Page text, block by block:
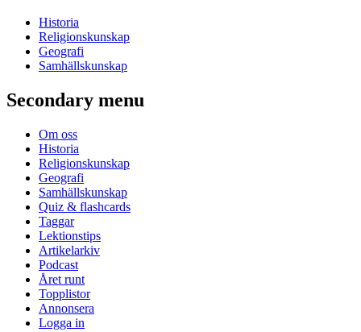
Historia
Religionskunskap
Geografi
Samhällskunskap
Secondary menu
Om oss
Historia
Religionskunskap
Geografi
Samhällskunskap
Quiz & flashcards
Taggar
Lektionstips
Artikelarkiv
Podcast
Året runt
Topplistor
Annonsera
Logga in